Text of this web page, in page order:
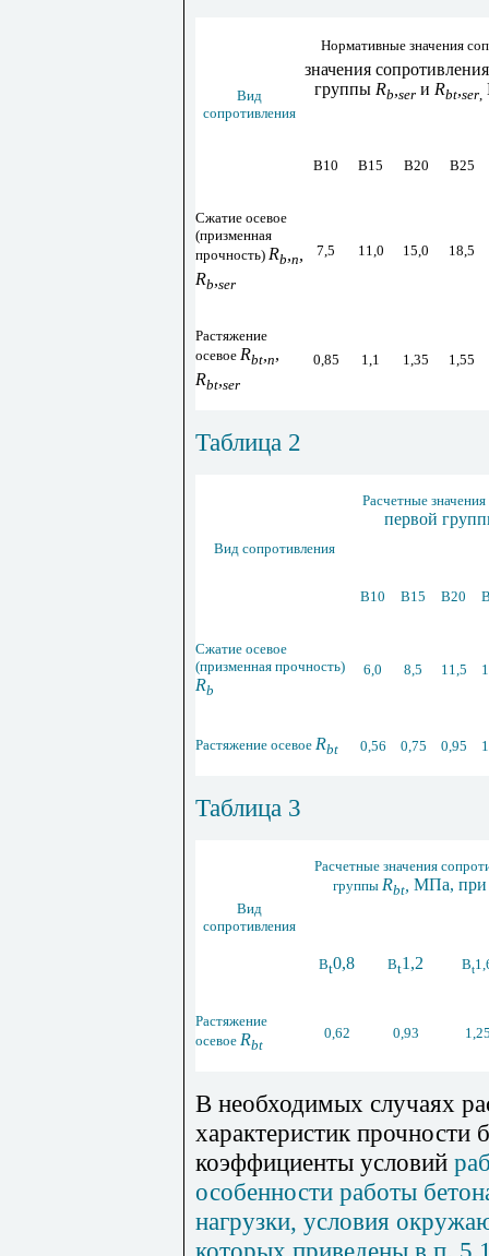
Вид
сопротивления
Нормативные значения
значения
группы Rb ser и Rbt ser
В10 В15 В20 В25
Сжатие осевое
(призменная
прочность) Rb n
Rb ser
7,5 11,0 15,0 18,5
Растяжение
осевое Rbt n,
Rbt ser
0,85 1,1 1,35 1,55
Таблица 2
Вид сопротивления
Расчетные
первой
В10 В15 В20
Сжатие осевое
(призменная прочность)
Rb
6,0 8,5 11,5
Растяжение осевое Rbt 0,56 0,75 0,95
Таблица 3
Вид
сопротивления
Расчетные значения
группы Rbt МПа, при
Вt0,8 Вt1,2 Bt
Растяжение
осевое Rbt
0,62 0,93
В необходимых случаях
характеристик прочности
коэффициенты условий
особенности работы
нагрузки, условия